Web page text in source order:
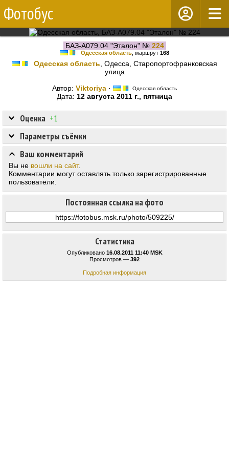
Фотобус
БАЗ-А079.04 "Эталон" № 224
Одесская область , маршрут 168
Одесская область , Одесса, Старопортофранковская
улица
Автор: Viktoriya · Одесская область
Дата: 12 августа 2011 г., пятница
Статистика
Опубликовано 16.08.2011 11:40 MSK
Просмотров — 392
Подробная информация
Оценка +1
Постоянная ссылка на фото
Параметры съёмки
Ваш комментарий
Вы не вошли на сайт.
Комментарии могут оставлять только зарегистрированные
пользователи.